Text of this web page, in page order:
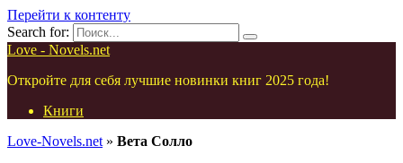
Перейти к контенту
Search for:
Love - Novels.net
Откройте для себя лучшие новинки книг 2025 года!
Книги
Love-Novels.net » Вета Солло